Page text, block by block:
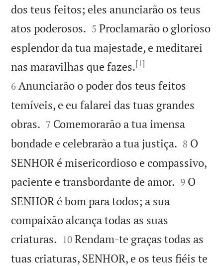
dos teus feitos; eles anunciarão os teus
atos poderosos. 

5 Proclamarão o glorioso
esplendor da tua majestade, e meditarei
nas maravilhas que fazes.[1]
6 Anunciarão o poder dos teus feitos
temíveis, e eu falarei das tuas grandes
obras. 

7 Comemorarão a tua imensa
bondade e celebrarão a tua justiça. 

8 O
SENHOR é misericordioso e compassivo,
paciente e transbordante de amor. 

9 O
SENHOR é bom para todos; a sua
compaixão alcança todas as suas
criaturas. 

10 Rendam-te graças todas as
tuas criaturas, SENHOR, e os teus fiéis te